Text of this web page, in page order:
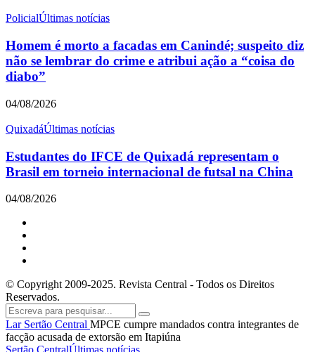
PolicialÚltimas notícias
Homem é morto a facadas em Canindé; suspeito diz
não se lembrar do crime e atribui ação a “coisa do
diabo”
04/08/2026
QuixadáÚltimas notícias
Estudantes do IFCE de Quixadá representam o
Brasil em torneio internacional de futsal na China
04/08/2026
© Copyright 2009-2025. Revista Central - Todos os Direitos
Reservados.
Lar Sertão Central MPCE cumpre mandados contra integrantes de
facção acusada de extorsão em Itapiúna